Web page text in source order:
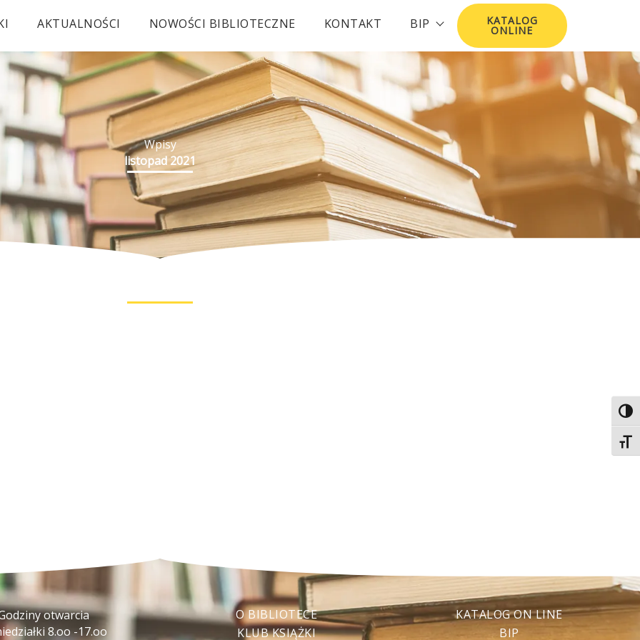
AKTUALNOŚCI NOWOŚCI BIBLIOTECZNE KONTAKT BIP KATALOG
ONLINE
Wpisy
listopad 2021
otwarcia
8.oo -17.oo
O BIBLIOTECE
KLUB KSIĄŻKI
KATALOG ON LINE
BIP